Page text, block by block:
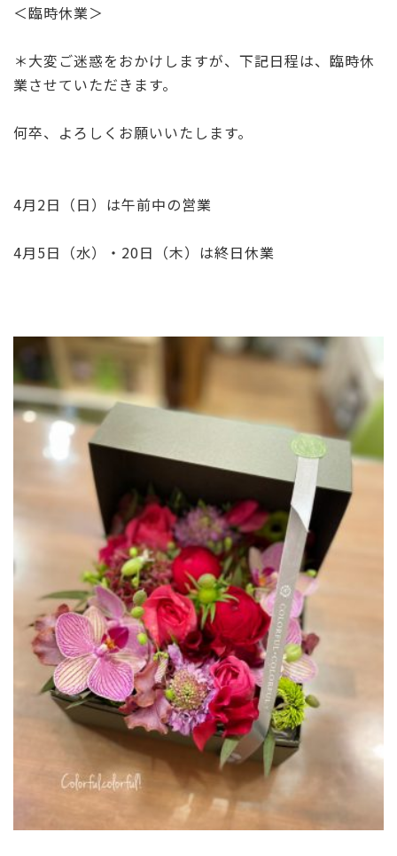
＜臨時休業＞
＊大変ご迷惑をおかけしますが、下記日程は、臨時休
業させていただきます。
何卒、よろしくお願いいたします。
4月2日（日）は午前中の営業
4月5日（水）・20日（木）は終日休業